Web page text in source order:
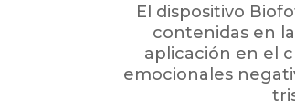
El dispositivo
contenidas en
aplicación en el
emocionales